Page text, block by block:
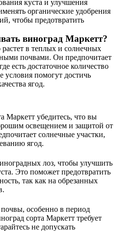
куста и улучшения
органические удобрения
чтобы предотвратить
виноград Маркетт?
в теплых и солнечных
почвами. Он предпочитает
есть достаточное количество
условия помогут достичь
ягод.
Маркетт убедитесь, что вы
освещением и защитой от
солнечные участки,
ягод.
лоз, чтобы улучшить
Это поможет предотвратить
так как на обрезанных
особенно в период
сорта Маркетт требует
не допускать